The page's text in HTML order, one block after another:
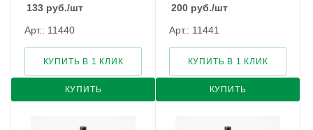
133 руб./шт
Арт.: 11440
КУПИТЬ
КУПИТЬ В 1 КЛИК
200 руб./шт
Арт.: 11441
КУПИТЬ
КУПИТЬ В 1 КЛИК